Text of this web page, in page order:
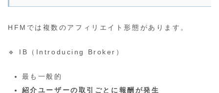
HFMでは複数のアフィリエイト形態があります。
🔹 IB（Introducing Broker）
最も一般的
紹介ユーザーの取引ごとに報酬が発生